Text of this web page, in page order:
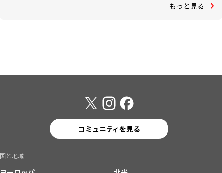
もっと見る
コミュニティを見る
国と地域